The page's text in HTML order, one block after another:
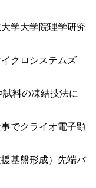
学大学院理学研究
ロシステムズ
料の凍結技法に
クライオ電子顕
基盤形成）先端バ